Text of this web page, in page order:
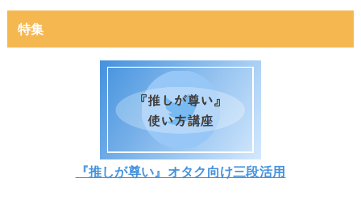
特集
『推しが尊い』オタク向け三段活用